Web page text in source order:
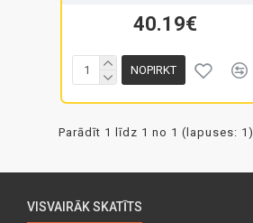
40.19€
NOPIRKT
Parādīt 1 līdz 1 no 1 (lapuses: 1)
VISVAIRĀK SKATĪTS